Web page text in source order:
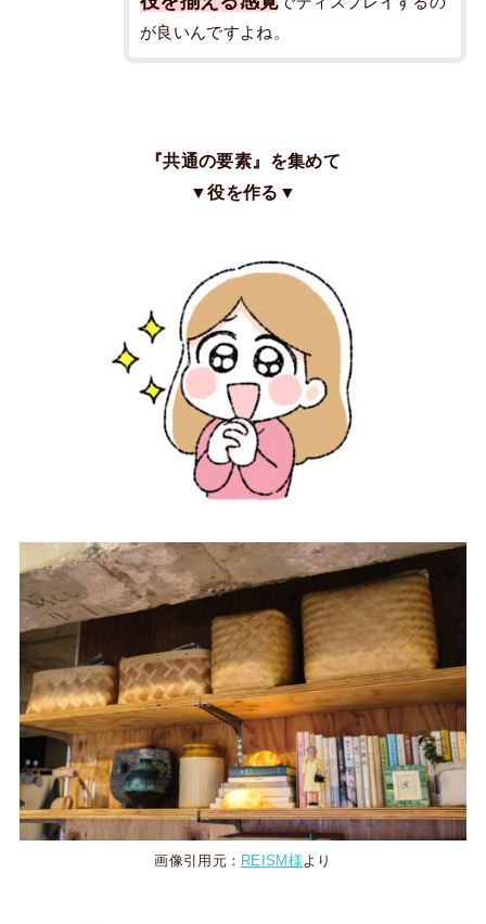
が良いんですよね。
『共通の要素』を集めて
▼役を作る▼
画像引用元： REISM様 より